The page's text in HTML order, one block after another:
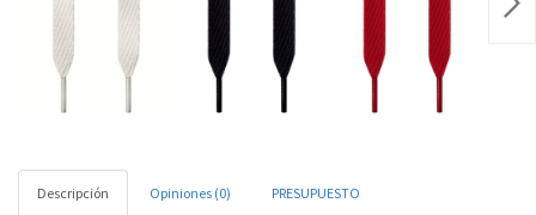
Descripción Opiniones (0) PRESUPUESTO